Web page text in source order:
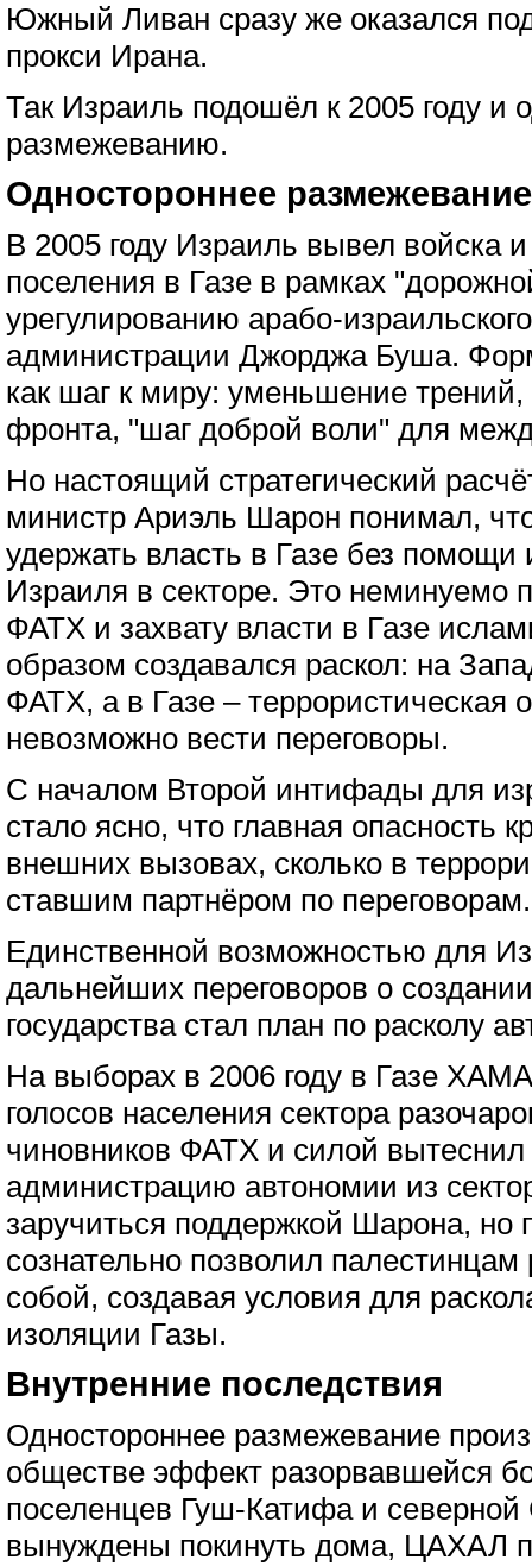
Южный Ливан сразу же оказался
прокси Ирана.
Так Израиль подошёл к 2005 году и
размежеванию.
Одностороннее
В 2005 году Израиль вывел войска
поселения в Газе в рамках
урегулированию арабо-
администрации Джорджа Буша.
как шаг к миру: уменьшение
фронта, "шаг доброй воли" для
Но настоящий стратегический
министр Ариэль Шарон понимал,
удержать власть в Газе без помощи
Израиля в секторе. Это неминуемо
ФАТХ и захвату власти в Газе
образом создавался раскол: на
ФАТХ, а в Газе – террористическая
невозможно вести переговоры.
С началом Второй интифады для
стало ясно, что главная опасность
внешних вызовах, сколько в
ставшим партнёром по переговорам.
Единственной возможностью для
дальнейших переговоров о
государства стал план по расколу
На выборах в 2006 году в Газе
голосов населения сектора
чиновников ФАТХ и силой
администрацию автономии из
заручиться поддержкой Шарона, но
сознательно позволил
собой, создавая условия для
изоляции Газы.
Внутренние последствия
Одностороннее размежевание
обществе эффект разорвавшейся
поселенцев Гуш-Катифа и
вынуждены покинуть дома, ЦАХАЛ